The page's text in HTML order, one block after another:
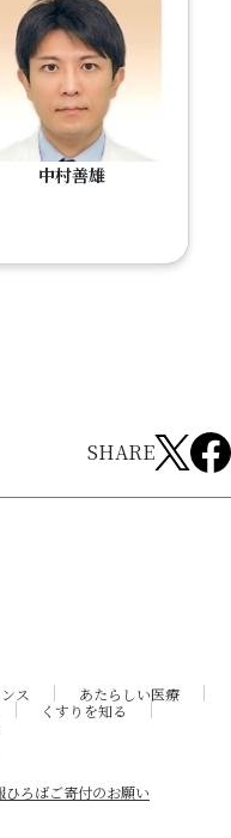
中村善雄
SHARE
ス
あたらしい医療
くすりを知る
ひろばご寄付のお願い